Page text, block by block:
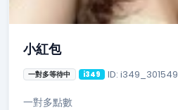
小紅包
一對多等待中 i349 ID: i349_301549
一對多點數